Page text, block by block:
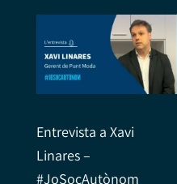
Entrevista a Xavi
Linares –
#JoSocAutònom